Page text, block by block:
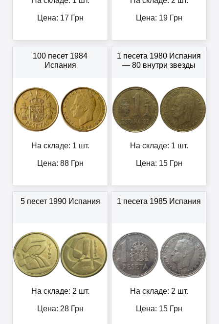
Цена: 17 Грн Цена: 19Грн
100 песет 1984
Испания
На складе: 1 шт.
Цена: 88Грн
1 песета 1980 Испания
— 80 внутри звезды
На складе: 1 шт.
Цена: 15Грн
5 песет 1990 Испания
На складе: 2 шт.
Цена: 28Грн
1 песета 1985 Испания
На складе: 2 шт.
Цена: 15Грн